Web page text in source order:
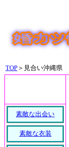
TOP ＞見合い沖縄県
素敵な出会い
素敵な衣装